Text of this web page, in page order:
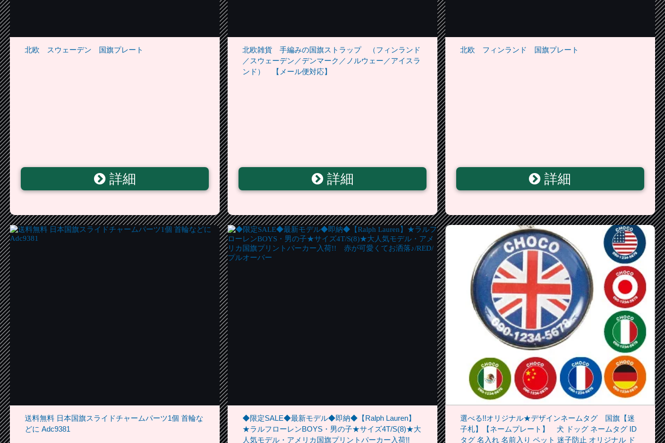
北欧 スウェーデン 国旗プレート
詳細
北欧雑貨 手編みの国旗ストラップ （フィンランド
／スウェーデン／デンマーク／ノルウェー／アイスラ
ンド） 【メール便対応】
詳細
北欧 フィンランド 国旗プレート
詳細
送料無料 日本国旗スライドチャームパーツ1個 首輪な
どに Adc9381
◆限定SALE◆最新モデル◆即納◆【Ralph Lauren】
★ラルフローレンBOYS・男の子★サイズ4T/S(8)★大
人気モデル・アメリカ国旗プリントパーカー入荷!!
選べる!!オリジナル★デザインネームタグ 国旗【迷
子札】【ネームプレート】 犬 ドッグ ネームタグ ID
タグ 名入れ 名前入り ペット 迷子防止 オリジナル ド